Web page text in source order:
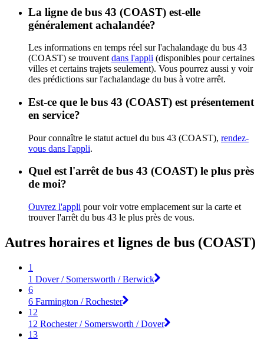
La ligne de bus 43 (COAST) est-elle
généralement achalandée?
Les informations en temps réel sur l'achalandage du bus 43
(COAST) se trouvent dans l'appli (disponibles pour certaines
villes et certains trajets seulement). Vous pourrez aussi y voir
des prédictions sur l'achalandage du bus à votre arrêt.
Est-ce que le bus 43 (COAST) est présentement
en service?
Pour connaître le statut actuel du bus 43 (COAST), rendez-
vous dans l'appli.
Quel est l'arrêt de bus 43 (COAST) le plus près
de moi?
Ouvrez l'appli pour voir votre emplacement sur la carte et
trouver l'arrêt du bus 43 le plus près de vous.
Autres horaires et lignes de bus (COAST)
1
1 Dover / Somersworth / Berwick
6
6 Farmington / Rochester
12
12 Rochester / Somersworth / Dover
13